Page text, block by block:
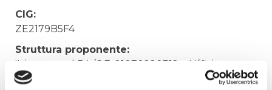
CIG:
ZE2179B5F4
Struttura proponente:
'Irisacqua srl P.I./C.F. 01070220312. - Ufficio
Tecnico